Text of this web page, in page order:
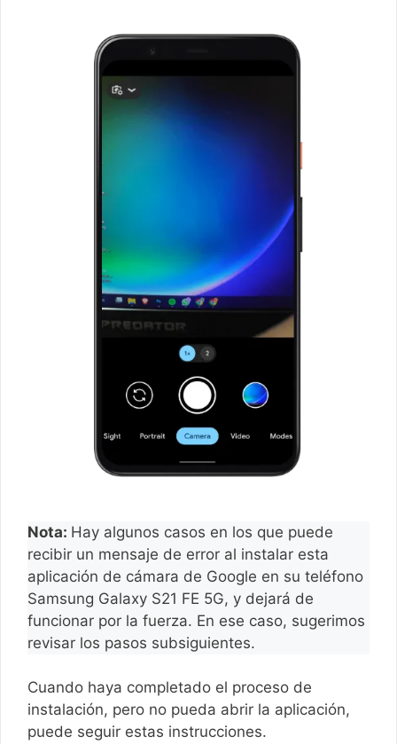
Nota: Hay algunos casos en los que puede
recibir un mensaje de error al instalar esta
aplicación de cámara de Google en su teléfono
Samsung Galaxy S21 FE 5G, y dejará de
funcionar por la fuerza. En ese caso, sugerimos
revisar los pasos subsiguientes.
Cuando haya completado el proceso de
instalación, pero no pueda abrir la aplicación,
puede seguir estas instrucciones.